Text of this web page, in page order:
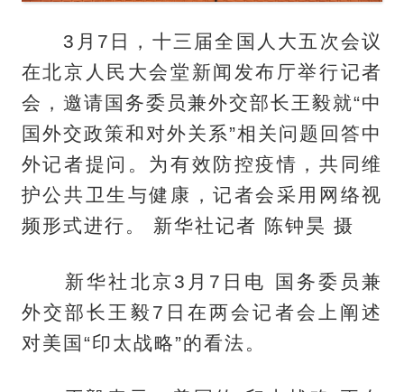
3月7日，十三届全国人大五次会议
在北京人民大会堂新闻发布厅举行记者
会，邀请国务委员兼外交部长王毅就“中
国外交政策和对外关系”相关问题回答中
外记者提问。为有效防控疫情，共同维
护公共卫生与健康，记者会采用网络视
频形式进行。 新华社记者 陈钟昊 摄
新华社北京3月7日电 国务委员兼
外交部长王毅7日在两会记者会上阐述
对美国“印太战略”的看法。